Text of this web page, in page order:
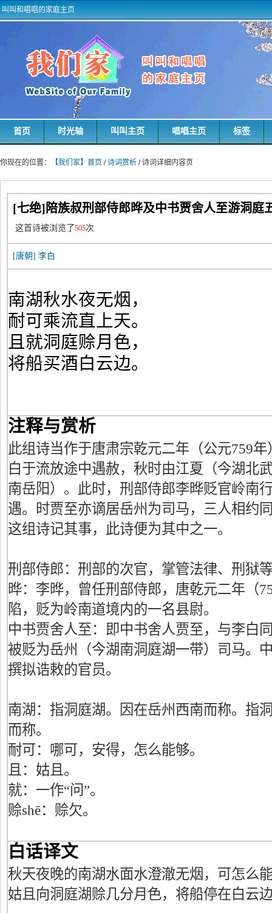
叫叫和唱唱的家庭主页
首页 时光轴 叫叫主页 唱唱主页 标签
你现在的位置： 【我们家】首页 /诗词赏析 / 诗词详细内容页
[七绝]陪族叔刑部侍郎晔及中书贾舍人至游洞庭
这首诗被浏览了505次
[唐朝] 李白
南湖秋水夜无烟，
耐可乘流直上天。
且就洞庭赊月色，
将船买酒白云边。
注释与赏析
此组诗当作于唐肃宗乾元二年（公元759
白于流放途中遇赦，秋时由江夏（今湖北
南岳阳）。此时，刑部侍郎李晔贬官岭南
遇。时贾至亦谪居岳州为司马，三人相约
这组诗记其事，此诗便为其中之一。
刑部侍郎：刑部的次官，掌管法律、刑狱
晔：李晔，曾任刑部侍郎，唐乾元二年（
陷，贬为岭南道境内的一名县尉。
中书贾舍人至：即中书舍人贾至，与李白
被贬为岳州（今湖南洞庭湖一带）司马。
撰拟诰敕的官员。
南湖：指洞庭湖。因在岳州西南而称。指
而称。
耐可：哪可，安得，怎么能够。
且：姑且。
就：一作“问”。
赊shē：赊欠。
白话译文
秋天夜晚的南湖水面水澄澈无烟，可怎么
姑且向洞庭湖赊几分月色，将船停在白云